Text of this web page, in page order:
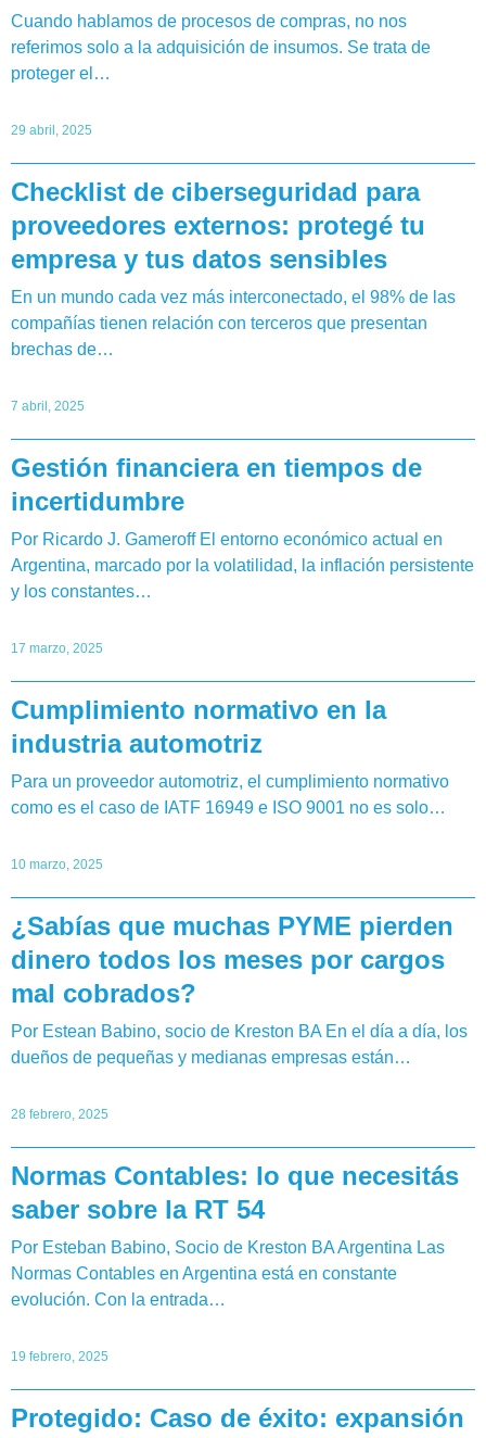
Cuando hablamos de procesos de compras, no nos
referimos solo a la adquisición de insumos. Se trata de
proteger el…
29 abril, 2025
Checklist de ciberseguridad para
proveedores externos: protegé tu
empresa y tus datos sensibles
En un mundo cada vez más interconectado, el 98% de las
compañías tienen relación con terceros que presentan
brechas de…
7 abril, 2025
Gestión financiera en tiempos de
incertidumbre
Por Ricardo J. Gameroff El entorno económico actual en
Argentina, marcado por la volatilidad, la inflación persistente
y los constantes…
17 marzo, 2025
Cumplimiento normativo en la
industria automotriz
Para un proveedor automotriz, el cumplimiento normativo
como es el caso de IATF 16949 e ISO 9001 no es solo…
10 marzo, 2025
¿Sabías que muchas PYME pierden
dinero todos los meses por cargos
mal cobrados?
Por Estean Babino, socio de Kreston BA En el día a día, los
dueños de pequeñas y medianas empresas están…
28 febrero, 2025
Normas Contables: lo que necesitás
saber sobre la RT 54
Por Esteban Babino, Socio de Kreston BA Argentina Las
Normas Contables en Argentina está en constante
evolución. Con la entrada…
19 febrero, 2025
Protegido: Caso de éxito: expansión